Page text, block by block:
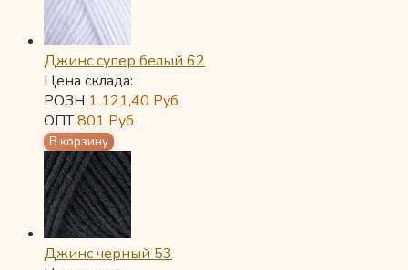
Джинс супер белый 62
Цена склада:
РОЗН 1 121,40 Руб
ОПТ801 Руб
Джинс черный 53